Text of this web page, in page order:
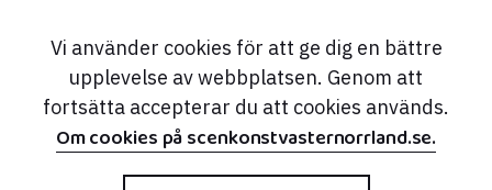
Vi använder cookies för att ge dig en bättre
upplevelse av webbplatsen. Genom att
fortsätta accepterar du att cookies används.
Om cookies på scenkonstvasternorrland.se.